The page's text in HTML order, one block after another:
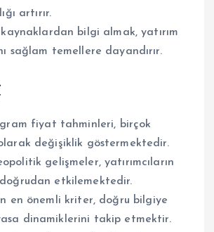
artırır.
bilgi almak, yatırım
sağlam temellere dayandırır.
gram fiyat tahminleri, birçok
değişiklik göstermektedir.
gelişmeler, yatırımcıların
doğrudan etkilemektedir.
en önemli kriter, doğru bilgiye
dinamiklerini takip etmektir.